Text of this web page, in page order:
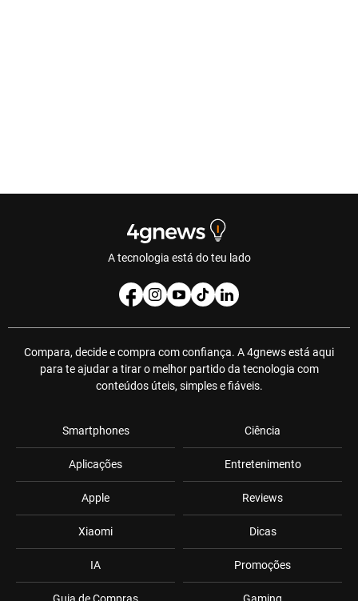
A tecnologia está do teu lado
Compara, decide e compra com confiança. A 4gnews está aqui
para te ajudar a tirar o melhor partido da tecnologia com
conteúdos úteis, simples e fiáveis.
Smartphones
Aplicações
Apple
Xiaomi
IA
Ciência
Entretenimento
Reviews
Dicas
Promoções